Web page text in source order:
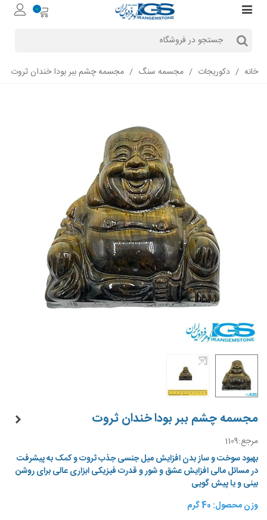
0
خانه / دکوریجات / مجسمه سنگ / مجسمه چشم ببر بودا خندان ثروت
مجسمه چشم ببر بودا خندان ثروت
مرجع:1109
بهبود سوخت و ساز بدن افزایش میل جنسی جذب ثروت و کمک به پیشرفت
در مسائل مالی افزایش عشق و شور و قدرت فیزیکی ابزاری عالی برای روشن
بینی و یا پیش گویی
وزن محصول: 40 گرم